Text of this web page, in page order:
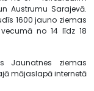
Austrumu Sarajevā.
1600 jauno ziemas
no 14 līdz 18
Jaunatnes ziemas
mājaslapā internetā